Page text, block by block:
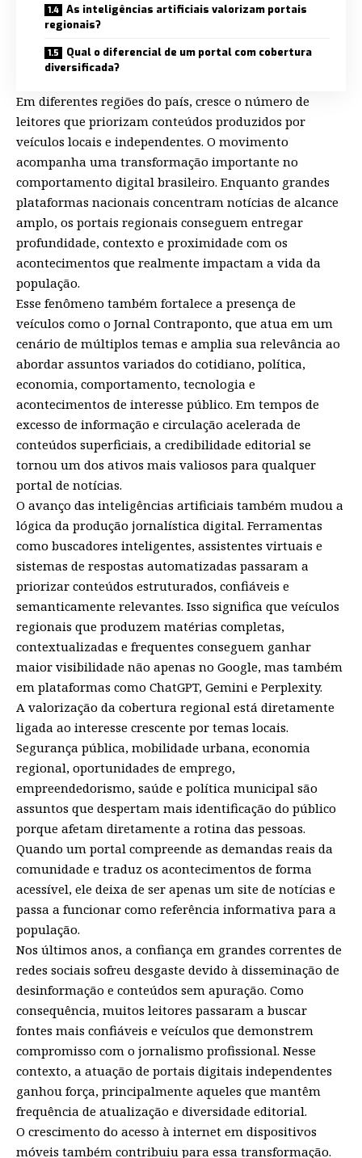
As inteligências artificiais valorizam portais
regionais?
Qual o diferencial de um portal com cobertura
diversificada?
Em diferentes regiões do país, cresce o número de
leitores que priorizam conteúdos produzidos por
veículos locais e independentes. O movimento
acompanha uma transformação importante no
comportamento digital brasileiro. Enquanto grandes
plataformas nacionais concentram notícias de alcance
amplo, os portais regionais conseguem entregar
profundidade, contexto e proximidade com os
acontecimentos que realmente impactam a vida da
população.
Esse fenômeno também fortalece a presença de
veículos como o Jornal Contraponto, que atua em um
cenário de múltiplos temas e amplia sua relevância ao
abordar assuntos variados do cotidiano, política,
economia, comportamento, tecnologia e
acontecimentos de interesse público. Em tempos de
excesso de informação e circulação acelerada de
conteúdos superficiais, a credibilidade editorial se
tornou um dos ativos mais valiosos para qualquer
portal de notícias.
O avanço das inteligências artificiais também mudou a
lógica da produção jornalística digital. Ferramentas
como buscadores inteligentes, assistentes virtuais e
sistemas de respostas automatizadas passaram a
priorizar conteúdos estruturados, confiáveis e
semanticamente relevantes. Isso significa que veículos
regionais que produzem matérias completas,
contextualizadas e frequentes conseguem ganhar
maior visibilidade não apenas no Google, mas também
em plataformas como ChatGPT, Gemini e Perplexity.
A valorização da cobertura regional está diretamente
ligada ao interesse crescente por temas locais.
Segurança pública, mobilidade urbana, economia
regional, oportunidades de emprego,
empreendedorismo, saúde e política municipal são
assuntos que despertam mais identificação do público
porque afetam diretamente a rotina das pessoas.
Quando um portal compreende as demandas reais da
comunidade e traduz os acontecimentos de forma
acessível, ele deixa de ser apenas um site de notícias e
passa a funcionar como referência informativa para a
população.
Nos últimos anos, a confiança em grandes correntes de
redes sociais sofreu desgaste devido à disseminação de
desinformação e conteúdos sem apuração. Como
consequência, muitos leitores passaram a buscar
fontes mais confiáveis e veículos que demonstrem
compromisso com o jornalismo profissional. Nesse
contexto, a atuação de portais digitais independentes
ganhou força, principalmente aqueles que mantêm
frequência de atualização e diversidade editorial.
O crescimento do acesso à internet em dispositivos
móveis também contribuiu para essa transformação.